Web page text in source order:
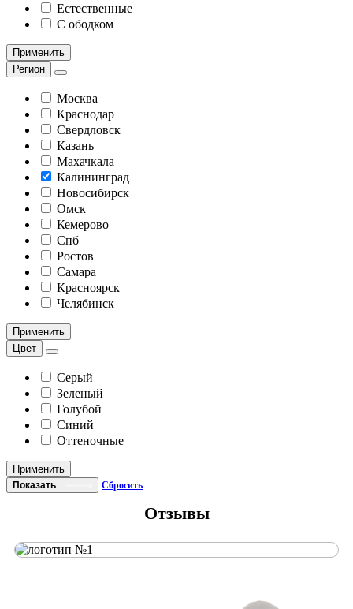
Естественные
С ободком
Применить
Регион
Москва
Краснодар
Свердловск
Казань
Махачкала
Калининград
Новосибирск
Омск
Кемерово
Спб
Ростов
Самара
Красноярск
Челябинск
Применить
Цвет
Серый
Зеленый
Голубой
Синий
Оттеночные
Применить
Показать Сбросить
Отзывы